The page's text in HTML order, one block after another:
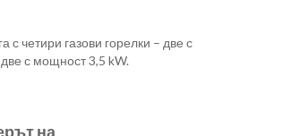
с четири газови горелки – две с
с мощност 3,5 kW.
на